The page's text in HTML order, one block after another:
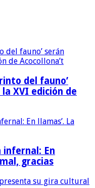
del fauno’
XVI edición de
infernal: En
gracias